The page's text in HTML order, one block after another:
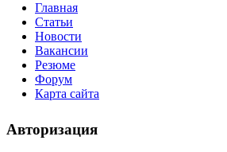
Главная
Статьи
Новости
Вакансии
Резюме
Форум
Карта сайта
Авторизация